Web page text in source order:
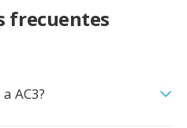
frecuentes
AC3?